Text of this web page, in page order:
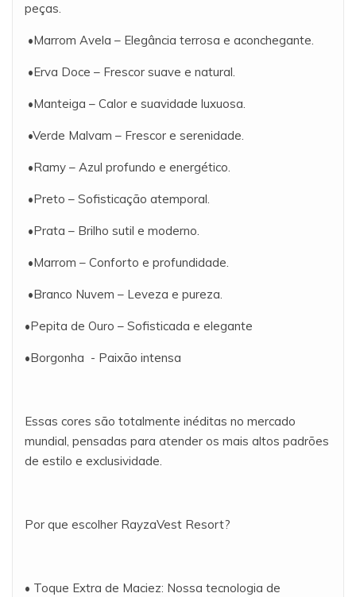
peças.
•Marrom Avela – Elegância terrosa e aconchegante.
•Erva Doce – Frescor suave e natural.
•Manteiga – Calor e suavidade luxuosa.
•Verde Malvam – Frescor e serenidade.
•Ramy – Azul profundo e energético.
•Preto – Sofisticação atemporal.
•Prata – Brilho sutil e moderno.
•Marrom – Conforto e profundidade.
•Branco Nuvem – Leveza e pureza.
•Pepita de Ouro – Sofisticada e elegante
•Borgonha - Paixão intensa
Essas cores são totalmente inéditas no mercado
mundial, pensadas para atender os mais altos padrões
de estilo e exclusividade.
Por que escolher RayzaVest Resort?
• Toque Extra de Maciez: Nossa tecnologia de